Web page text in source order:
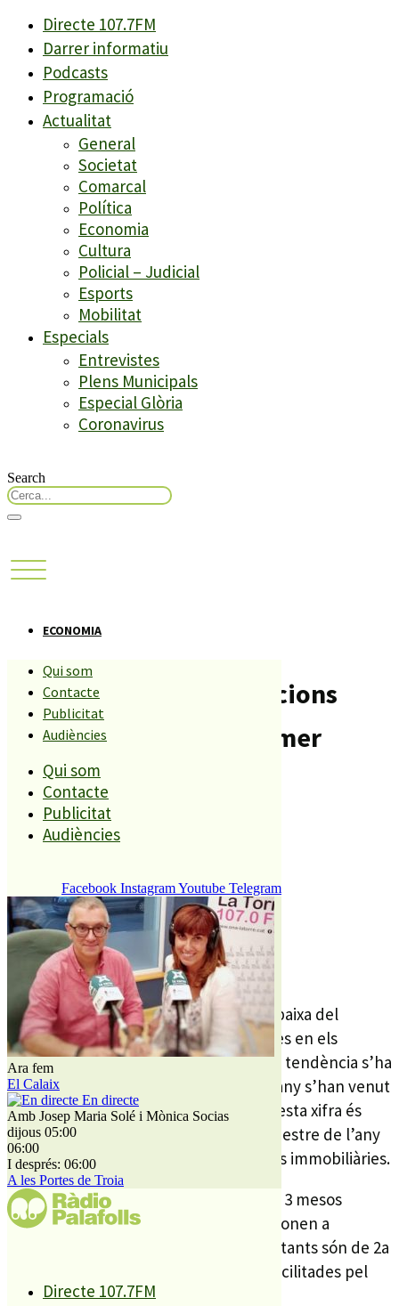
Directe 107.7FM
Darrer informatiu
Podcasts
Programació
Actualitat
General
Societat
Comarcal
Política
Economia
Cultura
Policial – Judicial
Esports
Mobilitat
Especials
Entrevistes
Plens Municipals
Especial Glòria
Coronavirus
Search
Qui som
Contacte
Publicitat
Audiències
Qui som
Contacte
Publicitat
Audiències
Facebook InstagramYoutube Telegram
Ara fem
El Calaix
En directe
Amb Josep Maria Solé i Mònica Socias
dijous 05:00
06:00
I després: 06:00
A les Portes de Troia
Directe 107.7FM
ECONOMIA
PLF registra 29 transaccions
immobiliàries en el primer
trimestre de l’any.
Compartiu aquesta història
REDACCIÓ
16 JUNY, 2011
Tot i que la tendència general és la rebaixa del
nombre de compra-venda d’habitatges en els
primers mesos de l’any, a PLF aquesta tendència s’ha
capgirat i en els primers 3 mesos de l’any s’han venut
29 habitatges a la nostra localitat. Aquesta xifra és
lleugerament superior a les del 1r trimestre de l’any
passat, quan es van fer 22 transaccions immobiliàries.
De les 29 compra-vendes dels primers 3 mesos
d’aquest any la majoria, 18, es corresponen a
habitatges nous mentre que els 11 restants són de 2a
mà, segons es després de les dades facilitades pel
ministeri d’habitatge.